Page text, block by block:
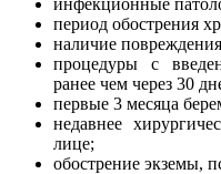
период обострения
наличие
процедуры с
ранее чем через 30
первые 3 месяца
недавнее
лице;
обострение экземы,